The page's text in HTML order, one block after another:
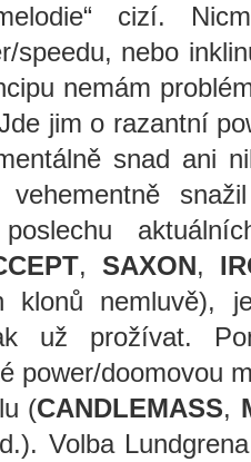
cizí.
speedu, nebo
nemám
jim o razantní
snad ani
vehementně
, SAXON,
klonů nemluvě),
už prožívat.
power/doomovou
(CANDLEMASS,
Volba